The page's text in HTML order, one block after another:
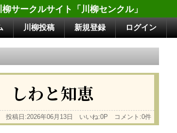
柳サークルサイト「川柳センクル」
川柳投稿 新規登録 ログイン
わと知恵
投稿日:2026年06月13日 いいね:0P コメント:0件